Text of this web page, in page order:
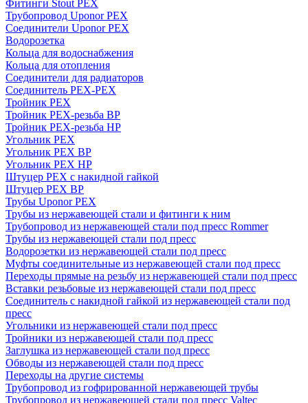
Фитинги Stout PEX
Трубопровод Uponor PEX
Соединители Uponor PEX
Водорозетка
Кольца для водоснабжения
Кольца для отопления
Соединители для радиаторов
Соединитель PEX-PEX
Тройник PEX
Тройник PEX-резьба ВР
Тройник PEX-резьба НР
Угольник PEX
Угольник PEX ВР
Угольник PEX НР
Штуцер PEX c накидной гайкой
Штуцер PEX ВР
Трубы Uponor PEX
Трубы из нержавеющей стали и фитинги к ним
Трубопровод из нержавеющей стали под пресс Rommer
Трубы из нержавеющей стали под пресс
Водорозетки из нержавеющей стали под пресс
Муфты соединительные из нержавеющей стали под пресс
Переходы прямые на резьбу из нержавеющей стали под пресс
Вставки резьбовые из нержавеющей стали под пресс
Соединитель с накидной гайкой из нержавеющей стали под
пресс
Угольники из нержавеющей стали под пресс
Тройники из нержавеющей стали под пресс
Заглушка из нержавеющей стали под пресс
Обводы из нержавеющей стали под пресс
Переходы на другие системы
Трубопровод из гофрированной нержавеющей трубы
Трубопровод из нержавеющей стали под пресс Valtec